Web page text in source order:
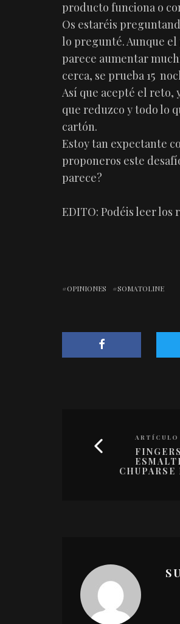
producto funciona o
Os estaréis
lo pregunté. Aunque
parece aumentar
cerca, se prueba 15
Así que acepté el reto,
que reduzco y todo lo
cartón.
Estoy tan expectante
proponeros este
parece?
EDITO: Podéis leer los
OPINIONES SOMATOLINE
ARTÍCULO